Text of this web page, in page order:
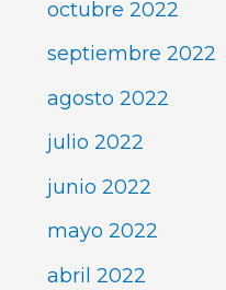
octubre 2022
septiembre 2022
agosto 2022
julio 2022
junio 2022
mayo 2022
abril 2022